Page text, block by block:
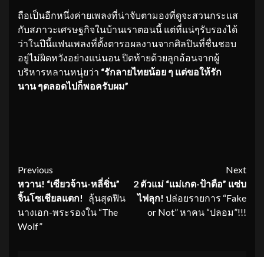
ถือเป็นอีกหนึ่งค่ายเพลงที่น่าจับตามองที่ดูจะสวนกระแส
กับสภาวะเศรษฐกิจในบ้านเราตอนนี้ แต่ที่แน่ๆรับรองได้
ว่าในปีนี้แฟนเพลงที่ตั้งตารอผลงานจากศิลปินที่ชื่นชอบ
อยู่ไม่ผิดหวังอย่างแน่นอน ปิดท้ายด้วยลูกอ้อนจากผู้
บริหารหลานหนุ่ยว่า “รักลายไทยน้อย ๆ แต่ขอให้รัก
นาน ๆตลอดไปก็พอครับผม”
Continue
Reading
Previous
หวาน! “เซียวจ้าน-หลี่ชิ่น”
จิ้นโซเชียลแตก!
ลุ้นสุดฟิน
นางเอก-พระรองใน “The
Wolf”
Next
2 ตัวแม่ “แม่เกด-ป้าตือ” แซ่บ
ไฟลุก! ปล่อยรายการ “Fake
or Not” หาคน “ปลอม”!!!